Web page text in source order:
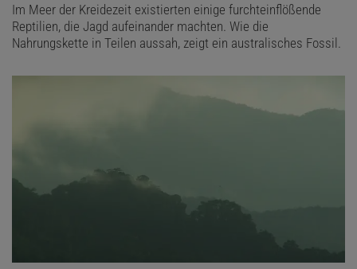
Im Meer der Kreidezeit existierten einige furchteinflößende
Reptilien, die Jagd aufeinander machten. Wie die
Nahrungskette in Teilen aussah, zeigt ein australisches Fossil.